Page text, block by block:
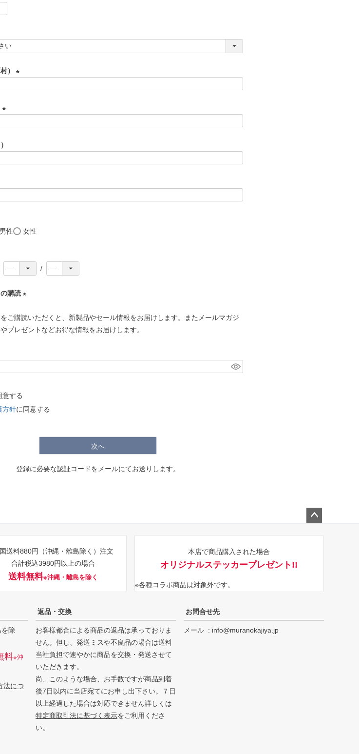
）
須
男性 女性
購読
必
須
ご購読いただくと、新製品やセール情報をお届けします。またメールマガジ
プレゼントなどお得な情報をお届けします。
意する
方針に同意する
次へ
登録に必要な認証コードをメールにてお送りします。
送料880円（沖縄・離島除く）注文
合計税込3980円以上の場合
送料無料※沖縄・離島を除く
本店で商品購入された場合
オリジナルステッカープレゼント!!
※各種コラボ商品は対象外です。
除
料※沖
法につ
返品・交換
お客様都合による商品の返品は承っておりま
せん。但し、発送ミスや不良品の場合は送料
当社負担で速やかに商品を交換・発送させて
いただきます。
尚、このような場合、お手数ですが商品到着
後7日以内に当店宛てにお申し出下さい。７日
以上経過した場合は対応できません詳しくは
特定商取引法に基づく表示をご利用くださ
い。
お問合せ先
メール info@muranokajiya.jp